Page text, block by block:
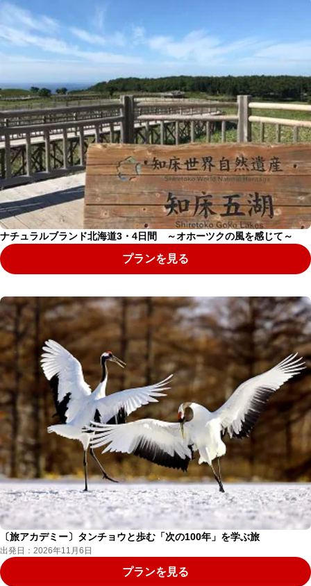
ナチュラルブランド北海道3・4日間 ～オホーツクの風を感じて～
プランを見る
〔旅アカデミー〕タンチョウと歩む「次の100年」を学ぶ旅
出発日：2026年11月6日
プランを見る